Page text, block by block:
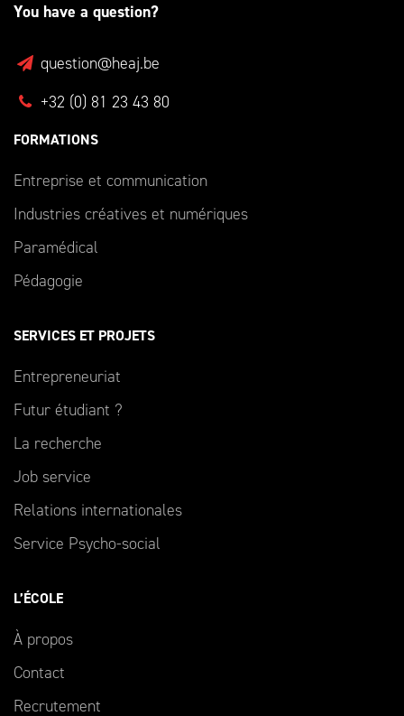
You have a question?
question@heaj.be
+32 (0) 81 23 43 80
FORMATIONS
Entreprise et communication
Industries créatives et numériques
Paramédical
Pédagogie
SERVICES ET PROJETS
Entrepreneuriat
Futur étudiant ?
La recherche
Job service
Relations internationales
Service Psycho-social
L’ÉCOLE
À propos
Contact
Recrutement